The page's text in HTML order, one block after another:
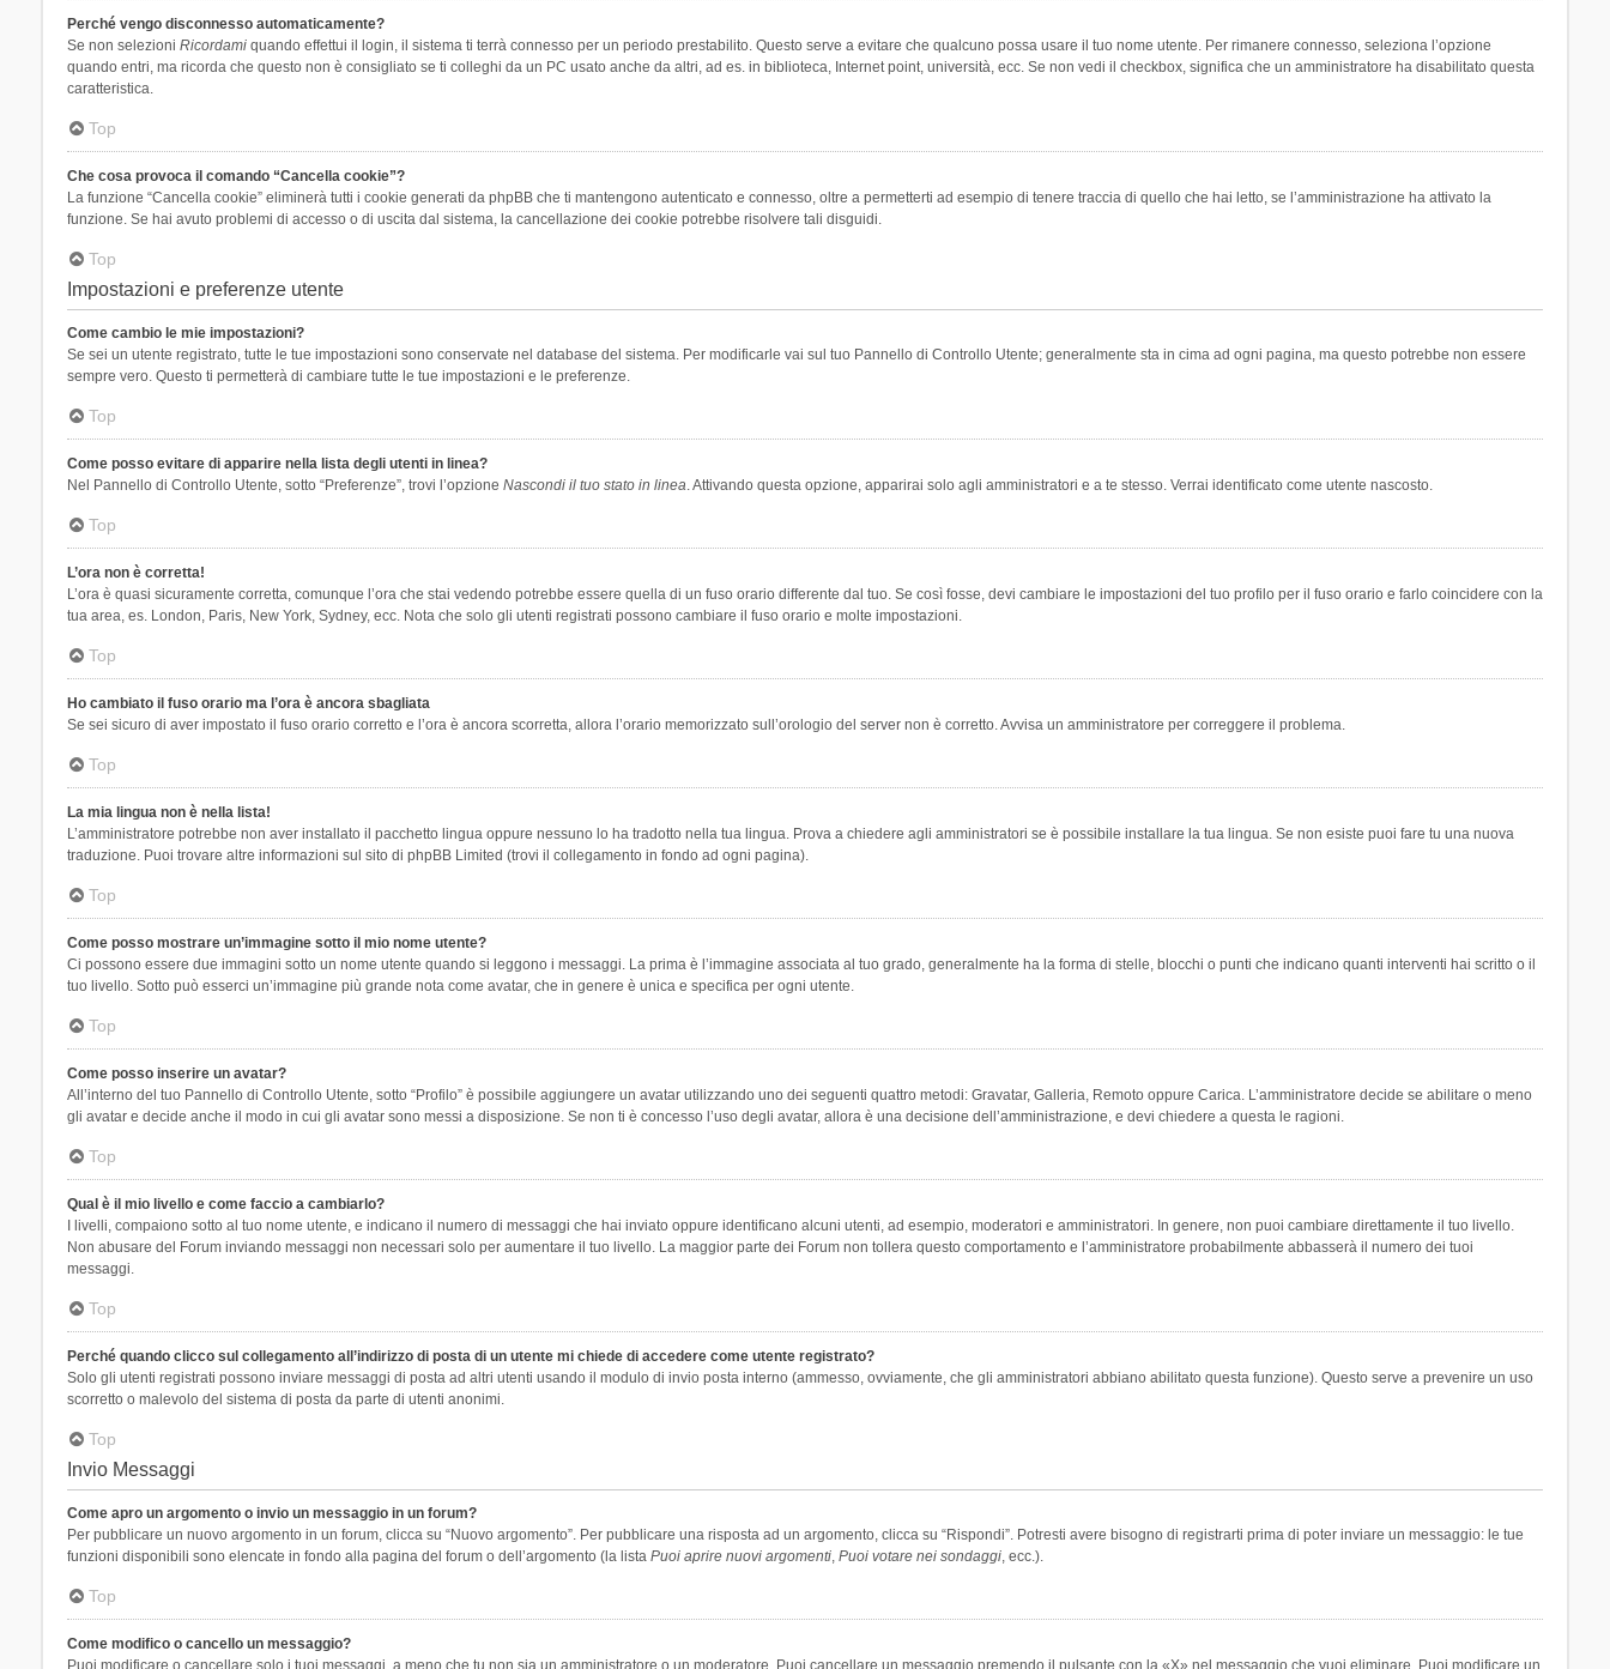
Perché vengo disconnesso automaticamente?
Se non selezioni Ricordamiquando effettui il login, il sistema ti terrà connesso per un periodo prestabilito. Questo serve a evitare che qualcuno possa usare il tuo nome utente. Per rimanere connesso, seleziona l’opzione
quando entri, ma ricorda che questo non è consigliato se ti colleghi da un PC usato anche da altri, ad es. in biblioteca, Internet point, università, ecc. Se non vedi il checkbox, significa che un amministratore ha disabilitato questa
caratteristica.
Top
Che cosa provoca il comando “Cancella cookie”?
La funzione “Cancella cookie” eliminerà tutti i cookie generati da phpBB che ti mantengono autenticato e connesso, oltre a permetterti ad esempio di tenere traccia di quello che hai letto, se l’amministrazione ha attivato la
funzione. Se hai avuto problemi di accesso o di uscita dal sistema, la cancellazione dei cookie potrebbe risolvere tali disguidi.
Top
Impostazioni e preferenze utente
Come cambio le mie impostazioni?
Se sei un utente registrato, tutte le tue impostazioni sono conservate nel database del sistema. Per modificarle vai sul tuo Pannello di Controllo Utente; generalmente sta in cima ad ogni pagina, ma questo potrebbe non essere
sempre vero. Questo ti permetterà di cambiare tutte le tue impostazioni e le preferenze.
Top
Come posso evitare di apparire nella lista degli utenti in linea?
Nel Pannello di Controllo Utente, sotto “Preferenze”, trovi l’opzione Nascondi il tuo stato in linea. Attivando questa opzione, apparirai solo agli amministratori e a te stesso. Verrai identificato come utente nascosto.
Top
L’ora non è corretta!
L’ora è quasi sicuramente corretta, comunque l’ora che stai vedendo potrebbe essere quella di un fuso orario differente dal tuo. Se così fosse, devi cambiare le impostazioni del tuo profilo per il fuso orario e farlo coincidere con la
tua area, es. London, Paris, New York, Sydney, ecc. Nota che solo gli utenti registrati possono cambiare il fuso orario e molte impostazioni.
Top
Ho cambiato il fuso orario ma l’ora è ancora sbagliata
Se sei sicuro di aver impostato il fuso orario corretto e l’ora è ancora scorretta, allora l’orario memorizzato sull’orologio del server non è corretto. Avvisa un amministratore per correggere il problema.
Top
La mia lingua non è nella lista!
L’amministratore potrebbe non aver installato il pacchetto lingua oppure nessuno lo ha tradotto nella tua lingua. Prova a chiedere agli amministratori se è possibile installare la tua lingua. Se non esiste puoi fare tu una nuova
traduzione. Puoi trovare altre informazioni sul sito di phpBB Limited (trovi il collegamento in fondo ad ogni pagina).
Top
Come posso mostrare un’immagine sotto il mio nome utente?
Ci possono essere due immagini sotto un nome utente quando si leggono i messaggi. La prima è l’immagine associata al tuo grado, generalmente ha la forma di stelle, blocchi o punti che indicano quanti interventi hai scritto o il
tuo livello. Sotto può esserci un’immagine più grande nota come avatar, che in genere è unica e specifica per ogni utente.
Top
Come posso inserire un avatar?
All’interno del tuo Pannello di Controllo Utente, sotto “Profilo” è possibile aggiungere un avatar utilizzando uno dei seguenti quattro metodi: Gravatar, Galleria, Remoto oppure Carica. L’amministratore decide se abilitare o meno
gli avatar e decide anche il modo in cui gli avatar sono messi a disposizione. Se non ti è concesso l’uso degli avatar, allora è una decisione dell’amministrazione, e devi chiedere a questa le ragioni.
Top
Qual è il mio livello e come faccio a cambiarlo?
I livelli, compaiono sotto al tuo nome utente, e indicano il numero di messaggi che hai inviato oppure identificano alcuni utenti, ad esempio, moderatori e amministratori. In genere, non puoi cambiare direttamente il tuo livello.
Non abusare del Forum inviando messaggi non necessari solo per aumentare il tuo livello. La maggior parte dei Forum non tollera questo comportamento e l’amministratore probabilmente abbasserà il numero dei tuoi
messaggi.
Top
Perché quando clicco sul collegamento all’indirizzo di posta di un utente mi chiede di accedere come utente registrato?
Solo gli utenti registrati possono inviare messaggi di posta ad altri utenti usando il modulo di invio posta interno (ammesso, ovviamente, che gli amministratori abbiano abilitato questa funzione). Questo serve a prevenire un uso
scorretto o malevolo del sistema di posta da parte di utenti anonimi.
Top
Invio Messaggi
Come apro un argomento o invio un messaggio in un forum?
Per pubblicare un nuovo argomento in un forum, clicca su “Nuovo argomento”. Per pubblicare una risposta ad un argomento, clicca su “Rispondi”. Potresti avere bisogno di registrarti prima di poter inviare un messaggio: le tue
funzioni disponibili sono elencate in fondo alla pagina del forum o dell’argomento (la lista Puoi aprire nuovi argomenti, Puoi votare nei sondaggi, ecc.).
Top
Come modifico o cancello un messaggio?
Puoi modificare o cancellare solo i tuoi messaggi, a meno che tu non sia un amministratore o un moderatore. Puoi cancellare un messaggio premendo il pulsante con la «X» nel messaggio che vuoi eliminare. Puoi modificare un